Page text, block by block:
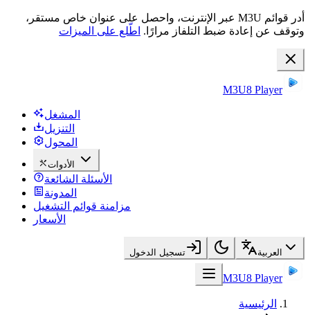
أدر قوائم M3U عبر الإنترنت، واحصل على عنوان خاص مستقر،
وتوقف عن إعادة ضبط التلفاز مرارًا. اطّلع على الميزات
M3U8 Player
المشغل
التنزيل
المحول
الأدوات
الأسئلة الشائعة
المدونة
مزامنة قوائم التشغيل
الأسعار
العربية تسجيل الدخول
M3U8 Player
الرئيسية